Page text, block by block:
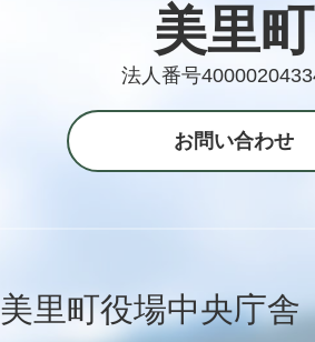
美里町
法人番号
お問い合わせ
美里町役場中央庁舎